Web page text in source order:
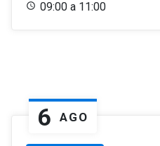
09:00 a 11:00
6 AGO